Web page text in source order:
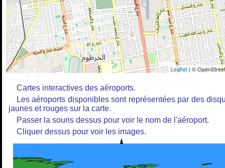
Leaflet| ©
Cartes interactives des aéroports.
Les aéroports disponibles sont représentées par des
jaunes et rouges sur la carte.
Passer la souris dessus pour voir le nom de l'aéroport.
Cliquer dessus pour voir les images.